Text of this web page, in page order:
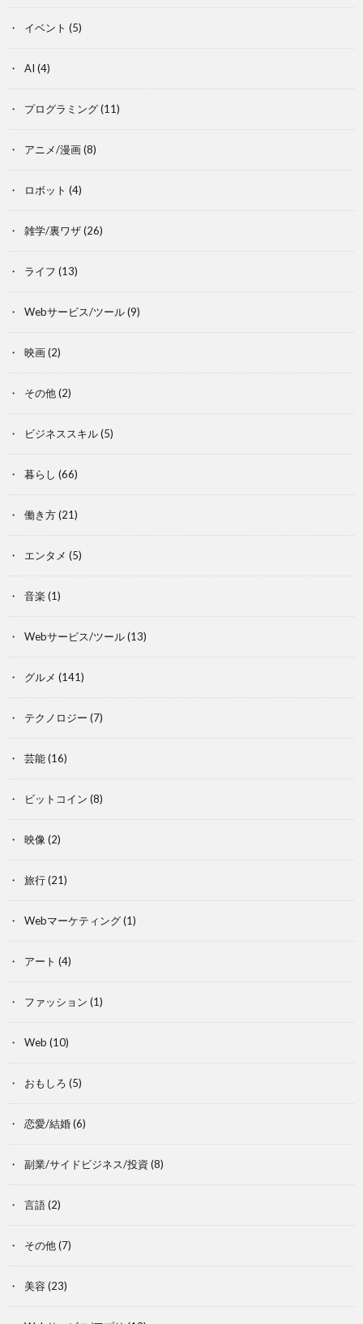
イベント (5)
AI (4)
プログラミング(11)
アニメ/漫画(8)
ロボット (4)
雑学/裏ワザ(26)
ライフ (13)
Webサービス/ツール(9)
映画(2)
その他(2)
ビジネススキル(5)
暮らし (66)
働き方(21)
エンタメ (5)
音楽 (1)
Webサービス/ツール(13)
グルメ (141)
テクノロジー (7)
芸能(16)
ビットコイン (8)
映像(2)
旅行(21)
Webマーケティング(1)
アート (4)
ファッション (1)
Web (10)
おもしろ (5)
恋愛/結婚(6)
副業/サイドビジネス/投資 (8)
言語(2)
その他(7)
美容 (23)